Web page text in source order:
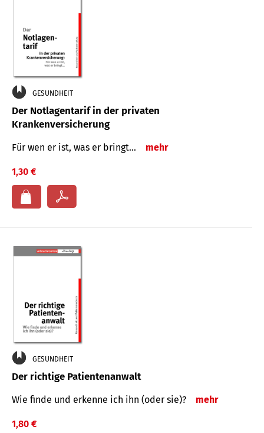
GESUNDHEIT
Der Notlagentarif in der privaten
Krankenversicherung
Für wen er ist, was er bringt… mehr
1,30 €
GESUNDHEIT
Der richtige Patientenanwalt
Wie finde und erkenne ich ihn (oder sie)? mehr
1,80 €